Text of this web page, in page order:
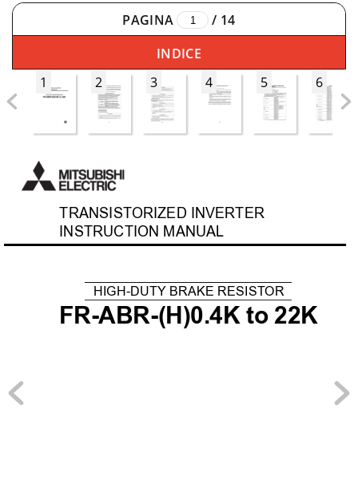
PAGINA / 14
INDICE
1
2 3 4 5 6
TRANSIST ORIZED INVER TER
INSTRUCTION MANUAL
FR-ABR-(H)0.4K to 22K
HIGH-DUTY BRAKE RESISTOR